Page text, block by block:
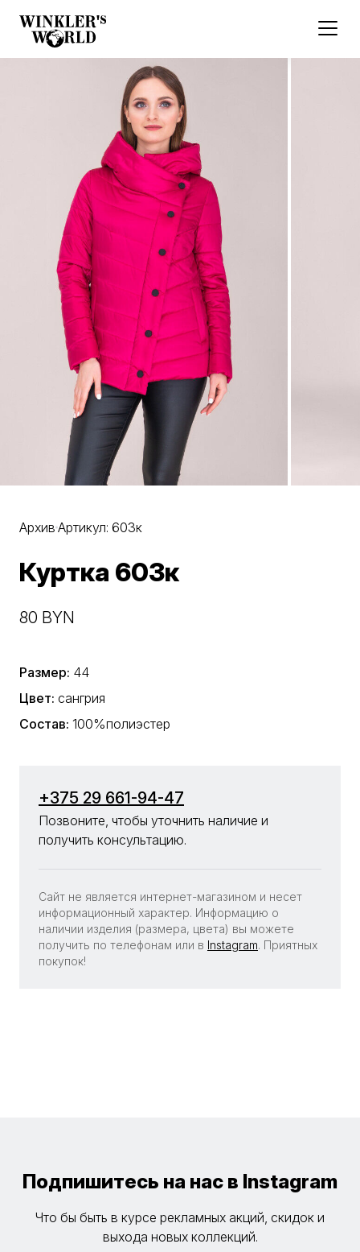
Архив Артикул: 603к
Куртка 603к
80 BYN
Размер: 44
Цвет: сангрия
Состав: 100%полиэстер
+375 29 661-94-47
Позвоните, чтобы уточнить наличие и
получить консультацию.
Сайт не является интернет-магазином и несет
информационный характер. Информацию о
наличии изделия (размера, цвета) вы можете
получить по телефонам или в Instagram. Приятных
покупок!
Подпишитесь на нас в Instagram
Что бы быть в курсе рекламных акций, скидок и
выхода новых коллекций.